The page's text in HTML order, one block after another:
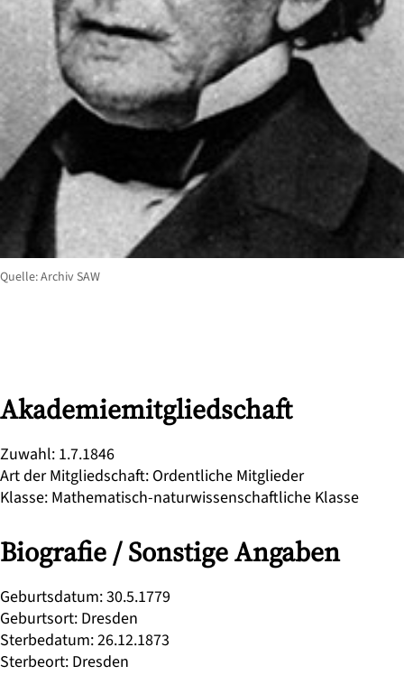
Akademiemitgliedschaft
Zuwahl: 1.7.1846
Art der Mitgliedschaft: Ordentliche Mitglieder
Klasse: Mathematisch-naturwissenschaftliche Klasse
Biografie / Sonstige Angaben
Geburtsdatum:30.5.1779
Geburtsort: Dresden
Sterbedatum:26.12.1873
Sterbeort: Dresden
Quelle: Archiv SAW